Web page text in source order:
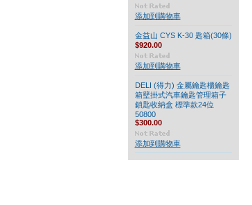
添加到購物車
金益山 CYS K-30 匙箱(30條)
$920.00
添加到購物車
DELI (得力) 金屬鑰匙櫃鑰匙
箱壁掛式汽車鑰匙管理箱子
鎖匙收納盒 標準款24位
50800
$300.00
添加到購物車